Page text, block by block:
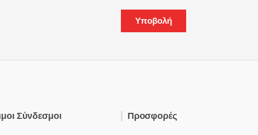
Σύνδεσμοι Προσφορές